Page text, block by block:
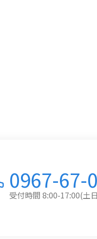
0967-67-
受付時間 8:00-17:00(土